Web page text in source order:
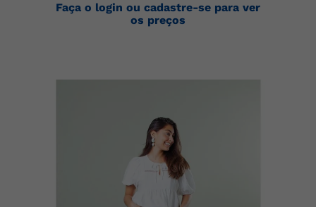
Faça o login ou cadastre-se para ver
os preços